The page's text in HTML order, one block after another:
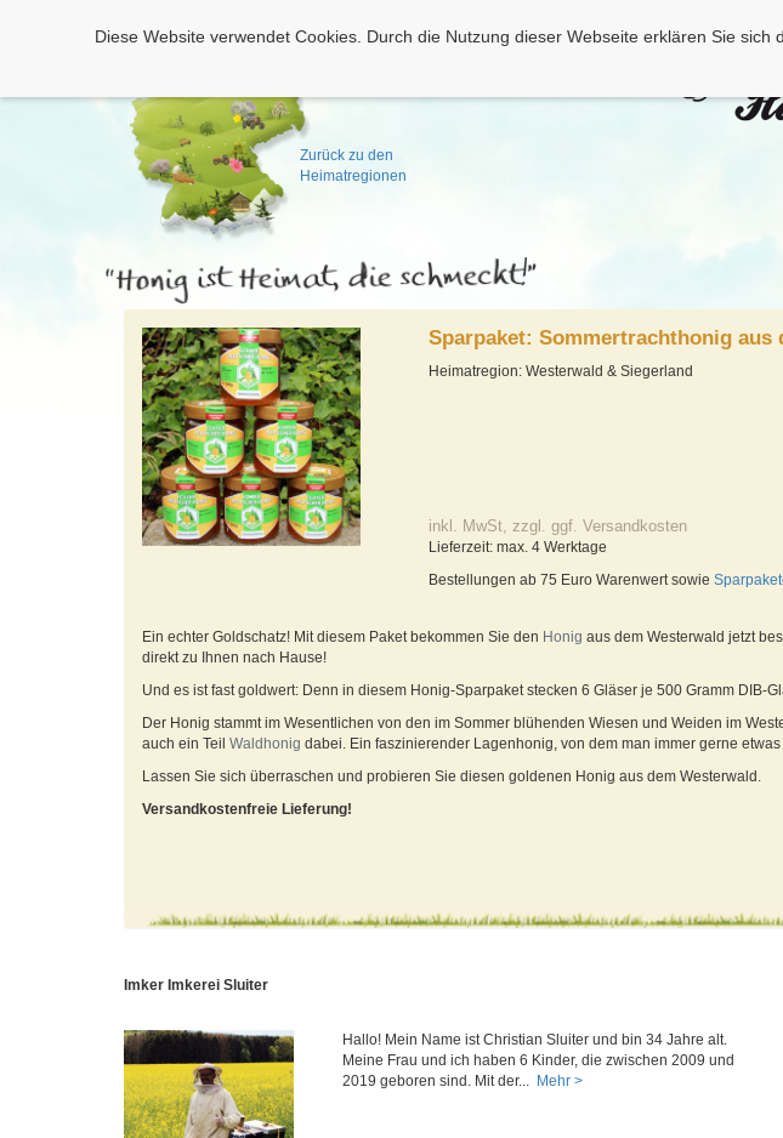
Zurück zu den
Heimatregionen
Diese Website verwendet Cookies. Durch die Nutzung dieser Webseite erklären Sie sich
Sparpaket: Sommertrachthonig aus
Heimatregion: Westerwald & Siegerland
inkl. MwSt, zzgl. ggf. Versandkosten
Lieferzeit: max. 4 Werktage
Bestellungen ab 75 Euro Warenwert sowie
Ein echter Goldschatz! Mit diesem Paket bekommen Sie den Honig aus dem Westerwald jetzt
direkt zu Ihnen nach Hause!
Und es ist fast goldwert: Denn in diesem Honig-Sparpaket stecken 6 Gläser je 500 Gramm DIB-
Der Honig stammt im Wesentlichen von den im Sommer blühenden Wiesen und Weiden im
auch ein Teil Waldhonig dabei. Ein faszinierender Lagenhonig, von dem man immer gerne
Lassen Sie sich überraschen und probieren Sie diesen goldenen Honig aus dem Westerwald.
Versandkostenfreie Lieferung!
Imker Imkerei Sluiter
Hallo! Mein Name ist Christian Sluiter und bin 34 Jahre alt.
Meine Frau und ich haben 6 Kinder, die zwischen 2009 und
2019 geboren sind. Mit der... Mehr >